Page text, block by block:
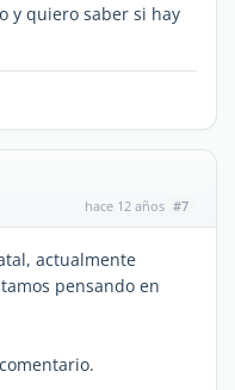
y quiero saber si hay
hace 12 años #7
actualmente
pensando en